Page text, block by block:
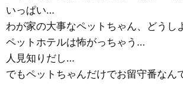
いっぱい…
わが家の大事なペットちゃん、どうし
ペットホテルは怖がっちゃう…
人見知りだし…
でもペットちゃんだけでお留守番なん